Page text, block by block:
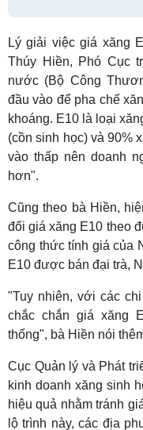
Lý giải việc giá xăng
Thúy Hiền, Phó Cục
nước (Bộ Công
đầu vào để pha chế
khoáng. E10 là loại
(cồn sinh học) và 90%
vào thấp nên doanh
hơn".
Cũng theo bà Hiền,
đối giá xăng E10 theo
công thức tính giá của
E10 được bán đại trà,
"Tuy nhiên, với các
chắc chắn giá xăng
thống", bà Hiền nói
Cục Quản lý và Phát
kinh doanh xăng sinh
hiệu quả nhằm tránh
lộ trình này, các địa